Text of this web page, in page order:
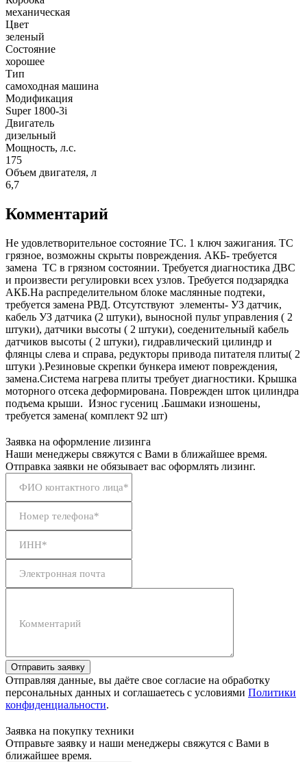
механическая
Цвет
зеленый
Состояние
хорошее
Тип
самоходная машина
Модификация
Super 1800-3i
Двигатель
дизельный
Мощность, л.с.
175
Объем двигателя, л
6,7
Комментарий
Не удовлетворительное состояние ТС. 1 ключ зажигания. ТС
грязное, возможны скрыты повреждения. АКБ- требуется
замена ТС в грязном состоянии. Требуется диагностика ДВС
и произвести регулировки всех узлов. Требуется подзарядка
АКБ.На распределительном блоке маслянные подтеки,
требуется замена РВД. Отсутствуют элементы- УЗ датчик,
кабель УЗ датчика (2 штуки), выносной пульт управления ( 2
штуки), датчики высоты ( 2 штуки), соеденительный кабель
датчиков высоты ( 2 штуки), гидравлический цилиндр и
флянцы слева и справа, редукторы привода питателя плиты( 2
штуки ).Резиновые скрепки бункера имеют повреждения,
замена.Система нагрева плиты требует диагностики. Крышка
моторного отсека деформирована. Поврежден шток цилиндра
подъема крыши. Износ гусениц .Башмаки изношены,
требуется замена( комплект 92 шт)
Заявка на оформление лизинга
Наши менеджеры свяжутся с Вами в ближайшее время.
Отправка заявки не обязывает вас оформлять лизинг.
ФИО контактного лица*
Номер телефона*
ИНН*
Электронная почта
Комментарий
Отправить заявку
Отправляя данные, вы даёте свое согласие на обработку
персональных данных и соглашаетесь с условиями Политики
конфиденциальности.
Заявка на покупку техники
Отправьте заявку и наши менеджеры свяжутся с Вами в
ближайшее время.